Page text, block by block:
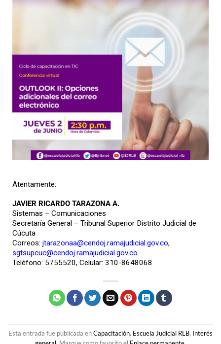
Atentamente:
JAVIER RICARDO TARAZONA A.
Sistemas – Comunicaciones
Secretaría General – Tribunal Superior Distrito Judicial de
Cúcuta
Correos: jtarazonaa@cendoj.ramajudicial.gov.co,
sgtsupcuc@cendoj.ramajudicial.gov.co
Teléfono: 5755520, Celular: 310-8648068
Esta entrada fue publicada enCapacitación, Escuela Judicial RLB, Interés